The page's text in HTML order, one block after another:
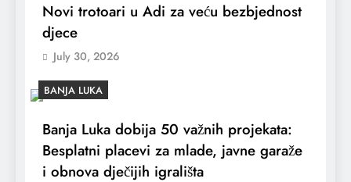
Novi trotoari u Adi za veću bezbjednost
djece
July 30, 2026
BANJA LUKA
Banja Luka dobija 50 važnih projekata:
Besplatni placevi za mlade, javne garaže
i obnova dječijih igrališta